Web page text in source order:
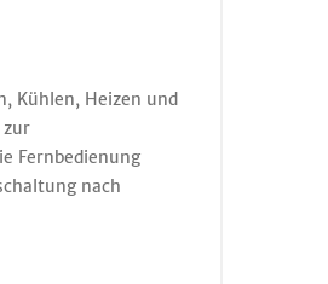
Kühlen, Heizen und
zur
Fernbedienung
nach